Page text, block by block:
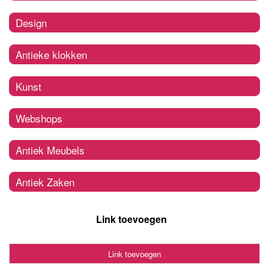
Design
Antieke klokken
Kunst
Webshops
Antiek Meubels
Antiek Zaken
Link toevoegen
Link toevoegen